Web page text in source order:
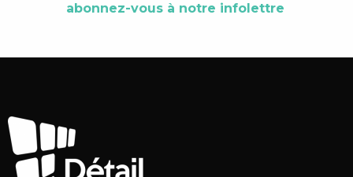
abonnez-vous à notre infolettre